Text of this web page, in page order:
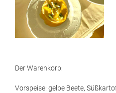
Der Warenkorb:
Vorspeise: gelbe Beete,